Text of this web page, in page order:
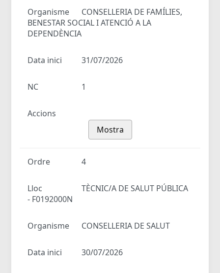
Organisme
CONSELLERIA DE FAMÍLIES,
BENESTAR SOCIAL I ATENCIÓ A LA
DEPENDÈNCIA
Data inici 31/07/2026
NC 1
Accions
Mostra
Ordre 4
Lloc
TÈCNIC/A DE SALUT PÚBLICA
- F0192000N
Organisme CONSELLERIA DE SALUT
Data inici 30/07/2026